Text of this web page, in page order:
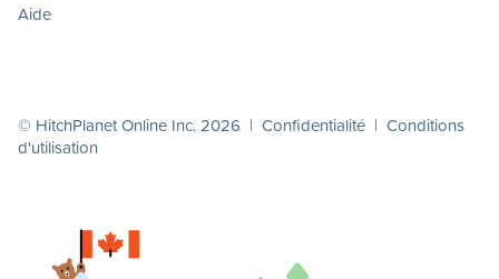
Aide
© HitchPlanet Online Inc. 2026 | Confidentialité | Conditions
d'utilisation